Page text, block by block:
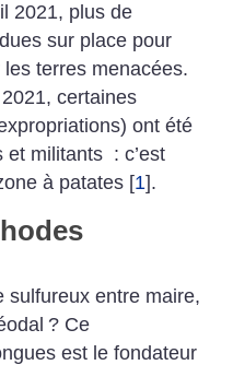
2021, plus de
sur place pour
terres menacées.
certaines
ont été
et militants : c’est
à patates [1].
sulfureux entre maire,
? Ce
est le fondateur